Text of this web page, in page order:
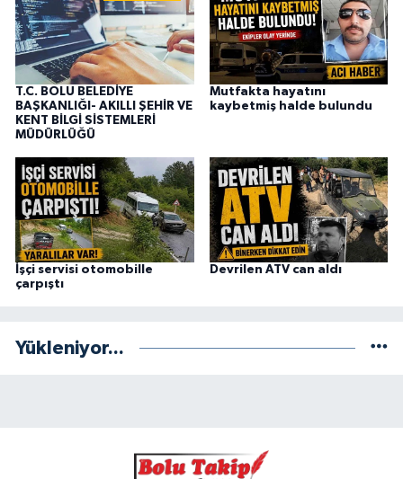
T.C. BOLU BELEDİYE
BAŞKANLIĞI- AKILLI ŞEHİR VE
KENT BİLGİ SİSTEMLERİ
MÜDÜRLÜĞÜ
Mutfakta hayatını
kaybetmiş halde bulundu
İşçi servisi otomobille
çarpıştı
Devrilen ATV can aldı
Yükleniyor...